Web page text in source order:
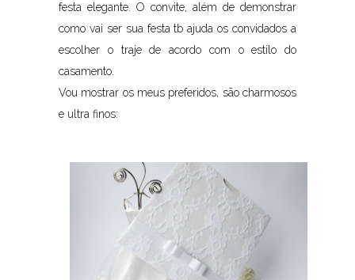
festa elegante. O convite, além de demonstrar
como vai ser sua festa tb ajuda os convidados a
escolher o traje de acordo com o estilo do
casamento.
Vou mostrar os meus preferidos, são charmosos
e ultra finos: